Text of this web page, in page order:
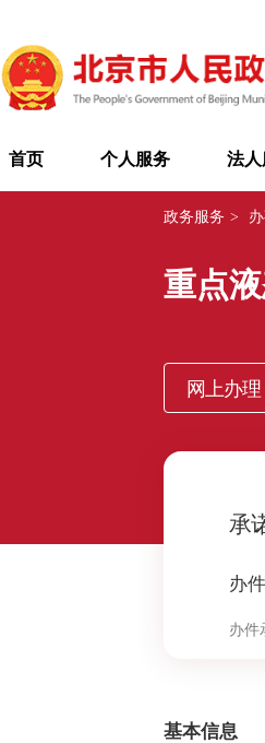
首页 个人服务 法
政务服务 >
重点
网上办理
承
办
办件
基本信息